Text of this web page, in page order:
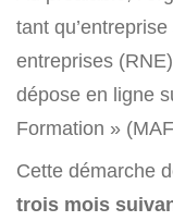
tant
entreprises
dépose en ligne
Formation »
Cette démarche
trois mois